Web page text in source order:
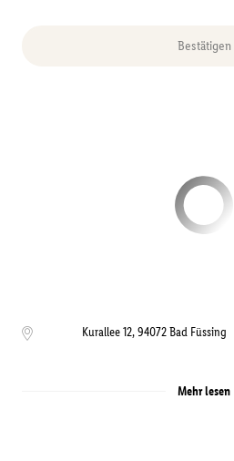
Bestätigen
Kurallee 12,94072Bad Füssing
Mehr lesen